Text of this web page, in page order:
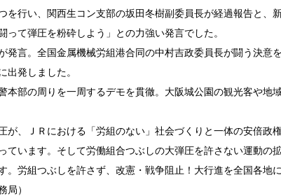
行い、関西生コン支部の坂田冬樹副委員長が経過報告と、
て弾圧を粉砕しよう」との力強い発言でした。
言。全国金属機械労組港合同の中村吉政委員長が闘う決意
発しました。
本部の周りを一周するデモを貫徹。大阪城公園の観光客や地
、ＪＲにおける「労組のない」社会づくりと一体の安倍政
います。そして労働組合つぶしの大弾圧を許さない運動の
労組つぶしを許さず、改憲・戦争阻止！大行進を全国各地
局）